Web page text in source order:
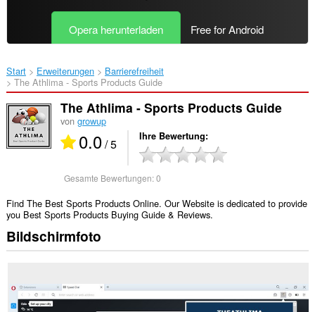
Opera herunterladen Free for Android
Start Erweiterungen
Barrierefreiheit
The Athlima - Sports Products Guide‎
The Athlima - Sports Products Guide
von growup
0.0/ 5 Ihre Bewertung
Gesamte Bewertungen:0
Find The Best Sports Products Online. Our Website is dedicated to provide
you Best Sports Products Buying Guide & Reviews.
Bildschirmfoto